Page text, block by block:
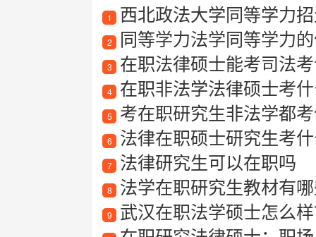
1 西北政法大学同等学力
2 同等学力法学同等学力
3 在职法律硕士能考司法
4 在职非法学法律硕士考
5 考在职研究生非法学都
6 法律在职硕士研究生考
7 法律研究生可以在职吗
8 法学在职研究生教材有哪
9 武汉在职法学硕士怎么